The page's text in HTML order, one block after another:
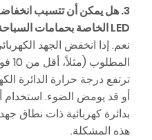
3. هل يمكن أن تتسبب
LED الخاصة بحمامات السباحة؟
نعم. إذا انخفض الجهد
ترتفع درجة حرارة الدائرة
أو قد يومض الضوء.
بدائرة كهربائية ذات نطاق
هذه المشكلة.